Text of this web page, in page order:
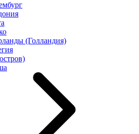
(Голландия)